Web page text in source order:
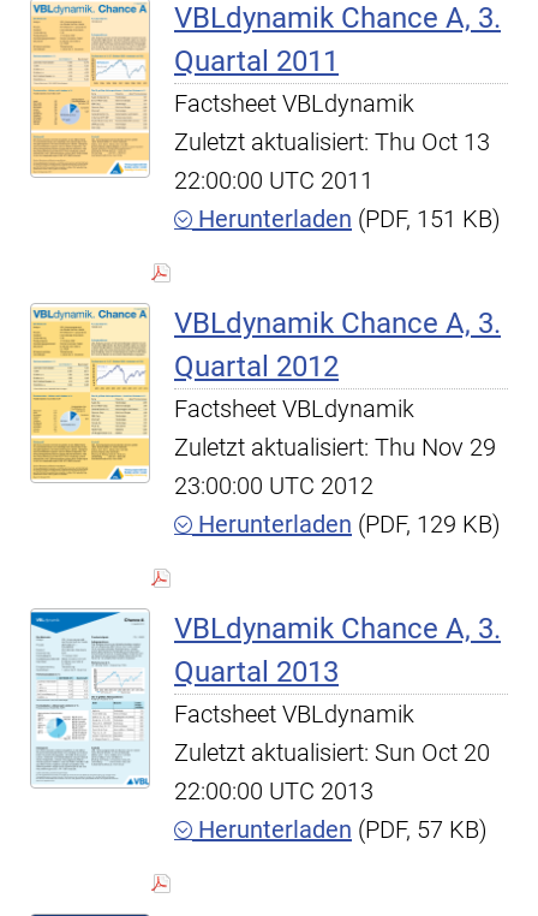
VBLdynamik Chance A, 3.
Quartal 2011
Factsheet VBLdynamik
Zuletzt aktualisiert: Thu Oct 13
22:00:00 UTC 2011
Herunterladen (PDF, 151 KB)
VBLdynamik Chance A, 3.
Quartal 2012
Factsheet VBLdynamik
Zuletzt aktualisiert: Thu Nov 29
23:00:00 UTC 2012
Herunterladen (PDF, 129 KB)
VBLdynamik Chance A, 3.
Quartal 2013
Factsheet VBLdynamik
Zuletzt aktualisiert: Sun Oct 20
22:00:00 UTC 2013
Herunterladen (PDF, 57 KB)